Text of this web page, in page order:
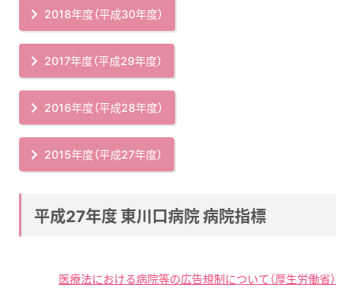
2018年度（平成30年度）
2017年度（平成29年度）
2016年度（平成28年度）
2015年度（平成27年度）
平成27年度 東川口病院 病院指標
医療法における病院等の広告規制について（厚生労働省）